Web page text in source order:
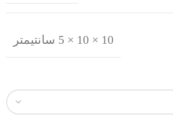
10 × 10 × 5 سانتیمتر